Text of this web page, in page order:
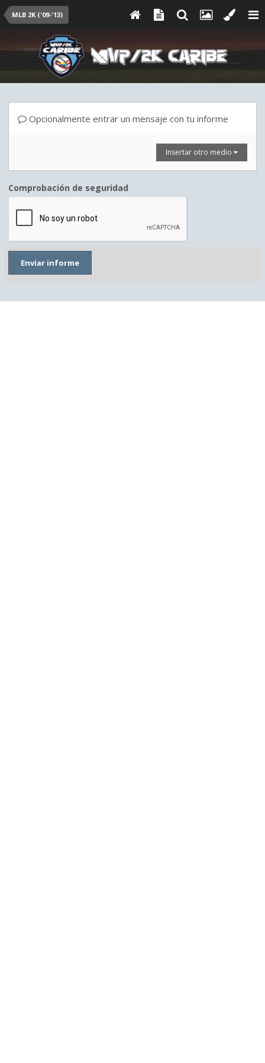
MLB 2K ('09-'13)
Opcionalmente entrar un mensaje con tu informe
Insertar otro medio
Comprobación de seguridad
Enviar informe